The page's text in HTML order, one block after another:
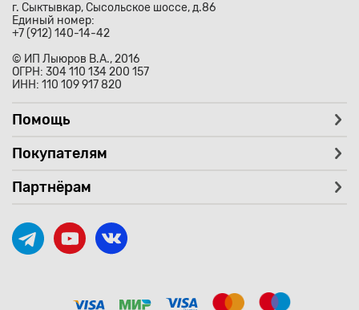
г. Сыктывкар, Сысольское шоссе, д.86
Единый номер:
+7 (912) 140-14-42
© ИП Лыюров В.А., 2016
ОГРН: 304 110 134 200 157
ИНН: 110 109 917 820
Помощь
Покупателям
Партнёрам